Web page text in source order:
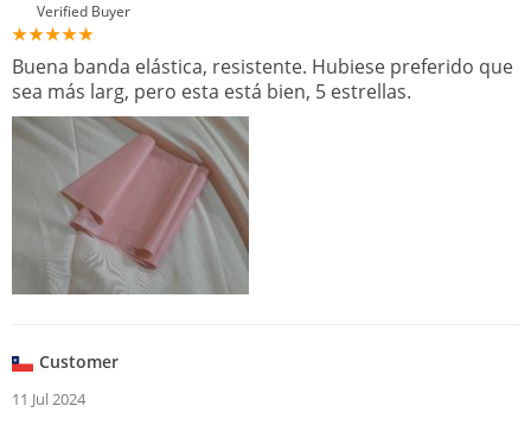
Verified Buyer
Buena banda elástica, resistente. Hubiese preferido que
sea más larg, pero esta está bien, 5 estrellas.
Customer
11 Jul 2024